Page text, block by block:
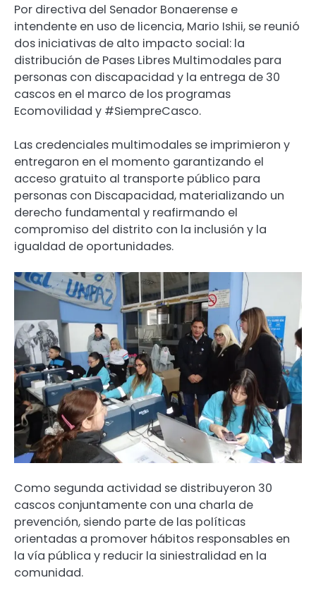
Por directiva del Senador Bonaerense e
intendente en uso de licencia, Mario Ishii, se reunió
dos iniciativas de alto impacto social: la
distribución de Pases Libres Multimodales para
personas con discapacidad y la entrega de 30
cascos en el marco de los programas
Ecomovilidad y #SiempreCasco.
Las credenciales multimodales se imprimieron y
entregaron en el momento garantizando el
acceso gratuito al transporte público para
personas con Discapacidad, materializando un
derecho fundamental y reafirmando el
compromiso del distrito con la inclusión y la
igualdad de oportunidades.
Como segunda actividad se distribuyeron 30
cascos conjuntamente con una charla de
prevención, siendo parte de las políticas
orientadas a promover hábitos responsables en
la vía pública y reducir la siniestralidad en la
comunidad.